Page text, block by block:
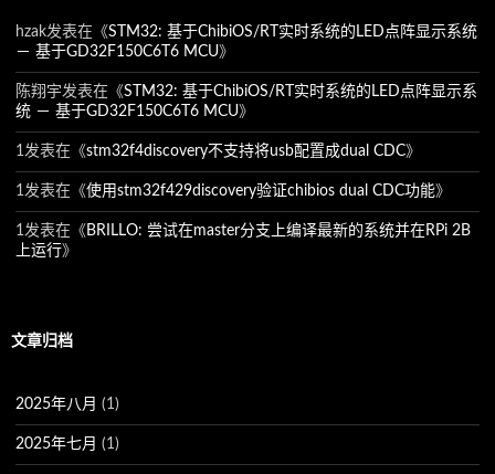
hzak发表在《STM32: 基于ChibiOS/RT实时系统的LED点阵显示系统
－ 基于GD32F150C6T6 MCU》
陈翔宇发表在《STM32: 基于ChibiOS/RT实时系统的LED点阵显示系
统 － 基于GD32F150C6T6 MCU》
1发表在《stm32f4discovery不支持将usb配置成dual CDC》
1发表在《使用stm32f429discovery验证chibios dual CDC功能》
1发表在《 BRILLO: 尝试在master分支上编译最新的系统并在RPi 2B
上运行》
文章归档
2025年八月 (1)
2025年七月 (1)